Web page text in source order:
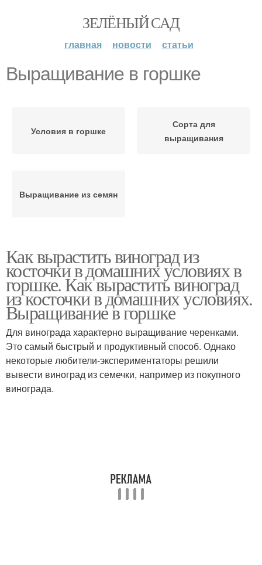
ЗЕЛЁНЫЙ САД
главная новости статьи
Выращивание в горшке
Условия в горшке
Сорта для
выращивания
Выращивание из семян
Как вырастить виноград из
косточки в домашних условиях в
горшке. Как вырастить виноград
из косточки в домашних условиях.
Выращивание в горшке
Для винограда характерно выращивание черенками.
Это самый быстрый и продуктивный способ. Однако
некоторые любители-экспериментаторы решили
вывести виноград из семечки, например из покупного
винограда.